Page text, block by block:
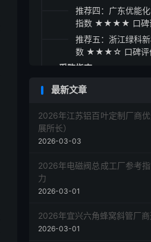
推荐四：广东优能
指数 ★★★★ 口碑
推荐五：浙江绿科
数 ★★★☆ 口碑评
采购指南
最新文章
2026年江苏铝百叶定制厂商
展所长）
2026-03-03
2026年电磁阀总成工厂参考
力
2026-03-01
2026年宜兴六角蜂窝斜管厂
2026-03-01